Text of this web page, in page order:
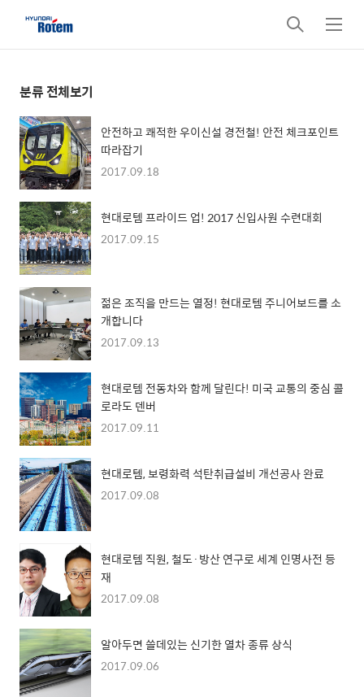
검
색
메
뉴
분류 전체보기
안전하고 쾌적한 우이신설 경전철! 안전 체크포인트
따라잡기
2017.09.18
현대로템 프라이드 업! 2017 신입사원 수련대회
2017.09.15
젊은 조직을 만드는 열정! 현대로템 주니어보드를 소
개합니다
2017.09.13
현대로템 전동차와 함께 달린다! 미국 교통의 중심 콜
로라도 덴버
2017.09.11
현대로템, 보령화력 석탄취급설비 개선공사 완료
2017.09.08
현대로템 직원, 철도·방산 연구로 세계 인명사전 등
재
2017.09.08
알아두면 쓸데있는 신기한 열차 종류 상식
2017.09.06